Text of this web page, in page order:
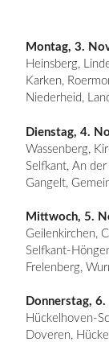
Montag, 3.
Heinsberg,
Karken,
Niederheid,
Dienstag, 4.
Wassenberg,
Selfkant, An der
Gangelt,
Mittwoch, 5.
Geilenkirchen,
Selfkant-
Frelenberg,
Donnerstag,
Hückelhoven-
Doveren,